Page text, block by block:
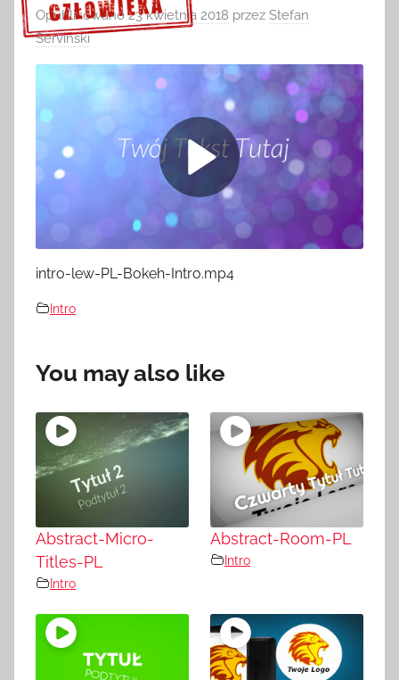
Sprawdź szczegóły >>>
Opublikowano23 kwietnia 2018 przez Stefan
Serviński
intro-lew-PL-Bokeh-Intro.mp4
Intro
You may also like
Abstract-Micro-
Titles-PL
Intro
Abstract-Room-PL
Intro